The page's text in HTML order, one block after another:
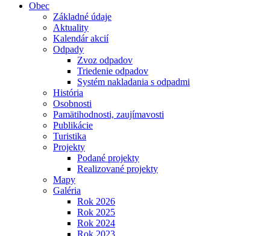
Obec
Základné údaje
Aktuality
Kalendár akcií
Odpady
Zvoz odpadov
Triedenie odpadov
Systém nakladania s odpadmi
História
Osobnosti
Pamätihodnosti, zaujímavosti
Publikácie
Turistika
Projekty
Podané projekty
Realizované projekty
Mapy
Galéria
Rok 2026
Rok 2025
Rok 2024
Rok 2023